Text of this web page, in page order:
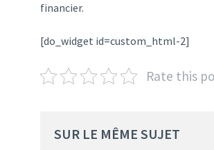
financier.
[do_widget id=custom_html-2]
Rate this
SUR LE MÊME SUJET